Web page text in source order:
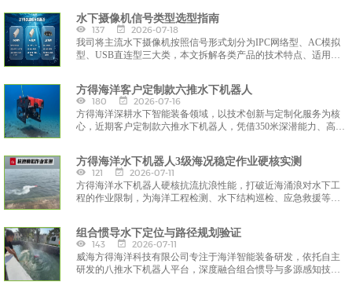
水下摄像机信号类型选型指南
137
2026-07-18
我司将主流水下摄像机按照信号形式划分为IPC网络型、AC模拟
型、USB直连型三大类，本文拆解各类产品的技术特点、适用场
方得海洋客户定制款六推水下机器人
180
2026-07-16
方得海洋深耕水下智能装备领域，以技术创新与定制化服务为核
心，近期客户定制款六推水下机器人，凭借350米深潜能力、高清
案，彰显方得海洋在水下装备研发与定制化服务的实力
方得海洋水下机器人3级海况稳定作业硬核实测
121
2026-07-11
方得海洋水下机器人硬核抗流抗浪性能，打破近海涌浪对水下工
程的作业限制，为海洋工程检测、水下结构巡检、应急救援等场
组合惯导水下定位与路径规划验证
143
2026-07-11
威海方得海洋科技有限公司专注于海洋智能装备研发，依托自主
研发的八推水下机器人平台，深度融合组合惯导与多源感知技